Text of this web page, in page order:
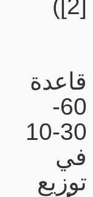
[2])
قاعدة
60-
30-10
في
توزيع